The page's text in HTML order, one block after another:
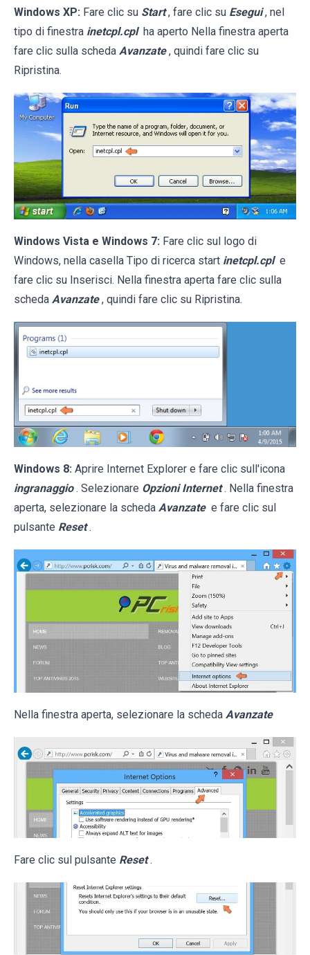
Windows XP: Fare clic su Start , fare clic su Esegui , nel
tipo di finestra inetcpl.cpl ha aperto Nella finestra aperta
fare clic sulla scheda Avanzate , quindi fare clic su
Ripristina.
Windows Vista e Windows 7: Fare clic sul logo di
Windows, nella casella Tipo di ricerca start inetcpl.cpl e
fare clic su Inserisci. Nella finestra aperta fare clic sulla
scheda Avanzate , quindi fare clic su Ripristina.
Windows 8: Aprire Internet Explorer e fare clic sull'icona
ingranaggio . Selezionare Opzioni Internet . Nella finestra
aperta, selezionare la scheda Avanzate e fare clic sul
pulsante Reset .
Nella finestra aperta, selezionare la scheda Avanzate
Fare clic sul pulsante Reset .